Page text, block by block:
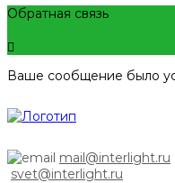
Обратная связь
Ваше сообщение было
mail@interlight.ru
svet@interlight.ru